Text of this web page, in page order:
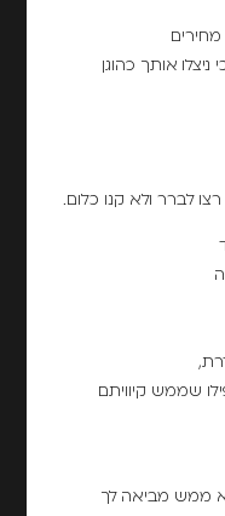
אותך כהוגן
לברר ולא קנו כלום.
שממש קיוויתם
ממש מביאה לך